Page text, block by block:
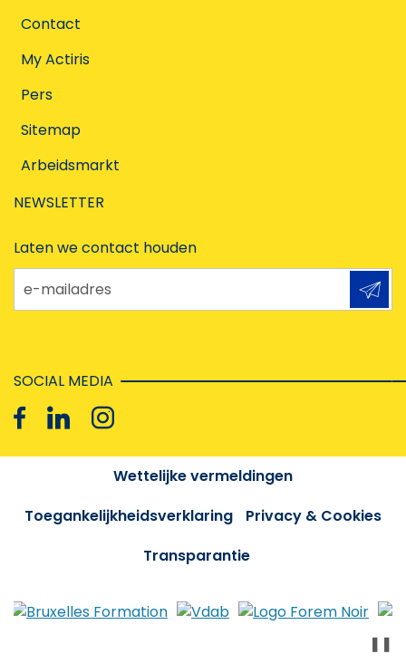
Contact
My Actiris
Pers
Sitemap
Arbeidsmarkt
NEWSLETTER
Laten we contact houden
e-mailadres
SOCIAL MEDIA
Wettelijke vermeldingen
Toegankelijkheidsverklaring
Privacy & Cookies
Transparantie
❚❚